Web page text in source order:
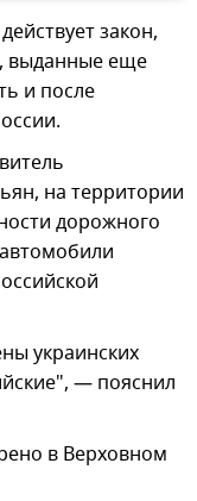
закон,
выданные еще
и после
на территории
дорожного
украинских
— пояснил
в Верховном